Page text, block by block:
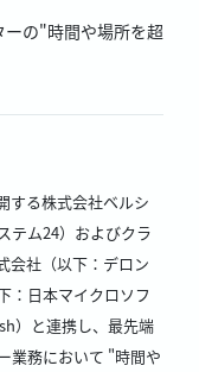
の"時間や場所を超
する株式会社ベルシ
テム24）およびクラ
会社（以下：デロン
：日本マイクロソフ
）と連携し、最先端
業務において "時間や